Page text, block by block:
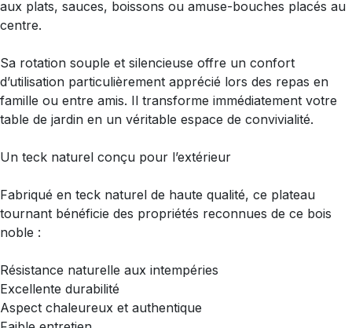
aux plats, sauces, boissons ou amuse-bouches placés au
centre.
Sa rotation souple et silencieuse offre un confort
d’utilisation particulièrement apprécié lors des repas en
famille ou entre amis. Il transforme immédiatement votre
table de jardin en un véritable espace de convivialité.
Un teck naturel conçu pour l’extérieur
Fabriqué en teck naturel de haute qualité, ce plateau
tournant bénéficie des propriétés reconnues de ce bois
noble :
Résistance naturelle aux intempéries
Excellente durabilité
Aspect chaleureux et authentique